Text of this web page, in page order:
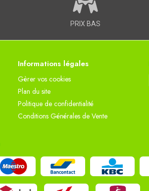
PRIX BAS
Informations légales
Gèrer vos cookies
Plan du site
Politique de confidentialité
Conditions Générales de Vente